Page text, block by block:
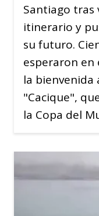
Santiago tras
itinerario y
su futuro.
esperaron
la bienvenida
"Cacique",
la Copa del